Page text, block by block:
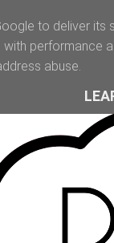
to deliver its
performance
abuse.